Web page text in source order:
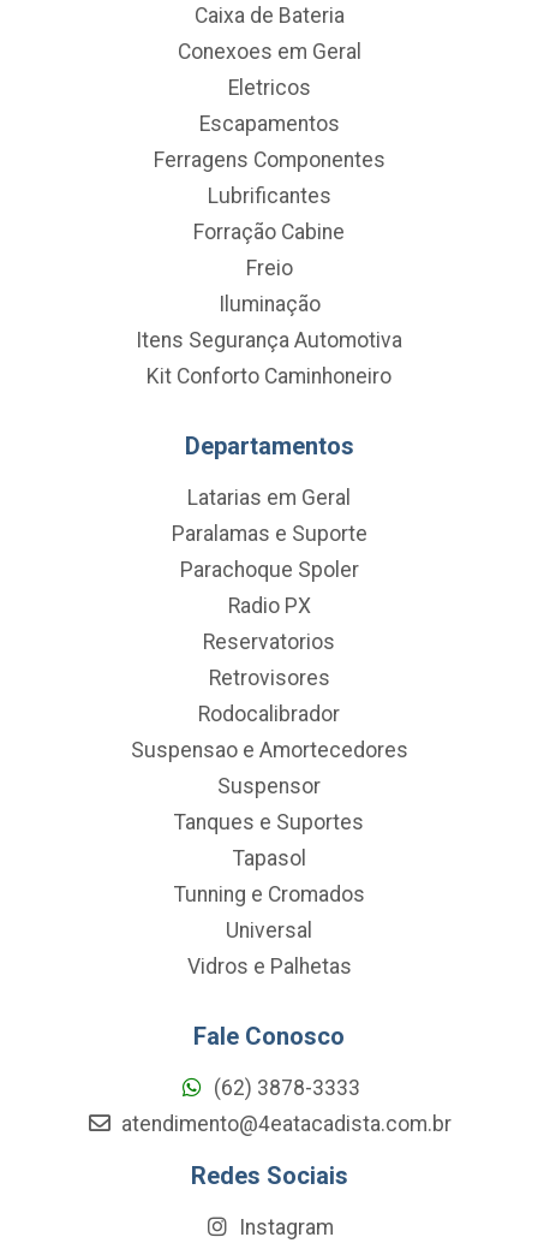
Caixa de Bateria
Conexoes em Geral
Eletricos
Escapamentos
Ferragens Componentes
Lubrificantes
Forração Cabine
Freio
Iluminação
Itens Segurança Automotiva
Kit Conforto Caminhoneiro
Departamentos
Latarias em Geral
Paralamas e Suporte
Parachoque Spoler
Radio PX
Reservatorios
Retrovisores
Rodocalibrador
Suspensao e Amortecedores
Suspensor
Tanques e Suportes
Tapasol
Tunning e Cromados
Universal
Vidros e Palhetas
Fale Conosco
(62) 3878-3333
atendimento@4eatacadista.com.br
Redes Sociais
Instagram